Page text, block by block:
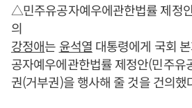
△민주유공자예우에관한법률 제정
의
강정애는 윤석열 대통령에게 국회
공자예우에관한법률 제정안(민주유
권(거부권)을 행사해 줄 것을 건의했